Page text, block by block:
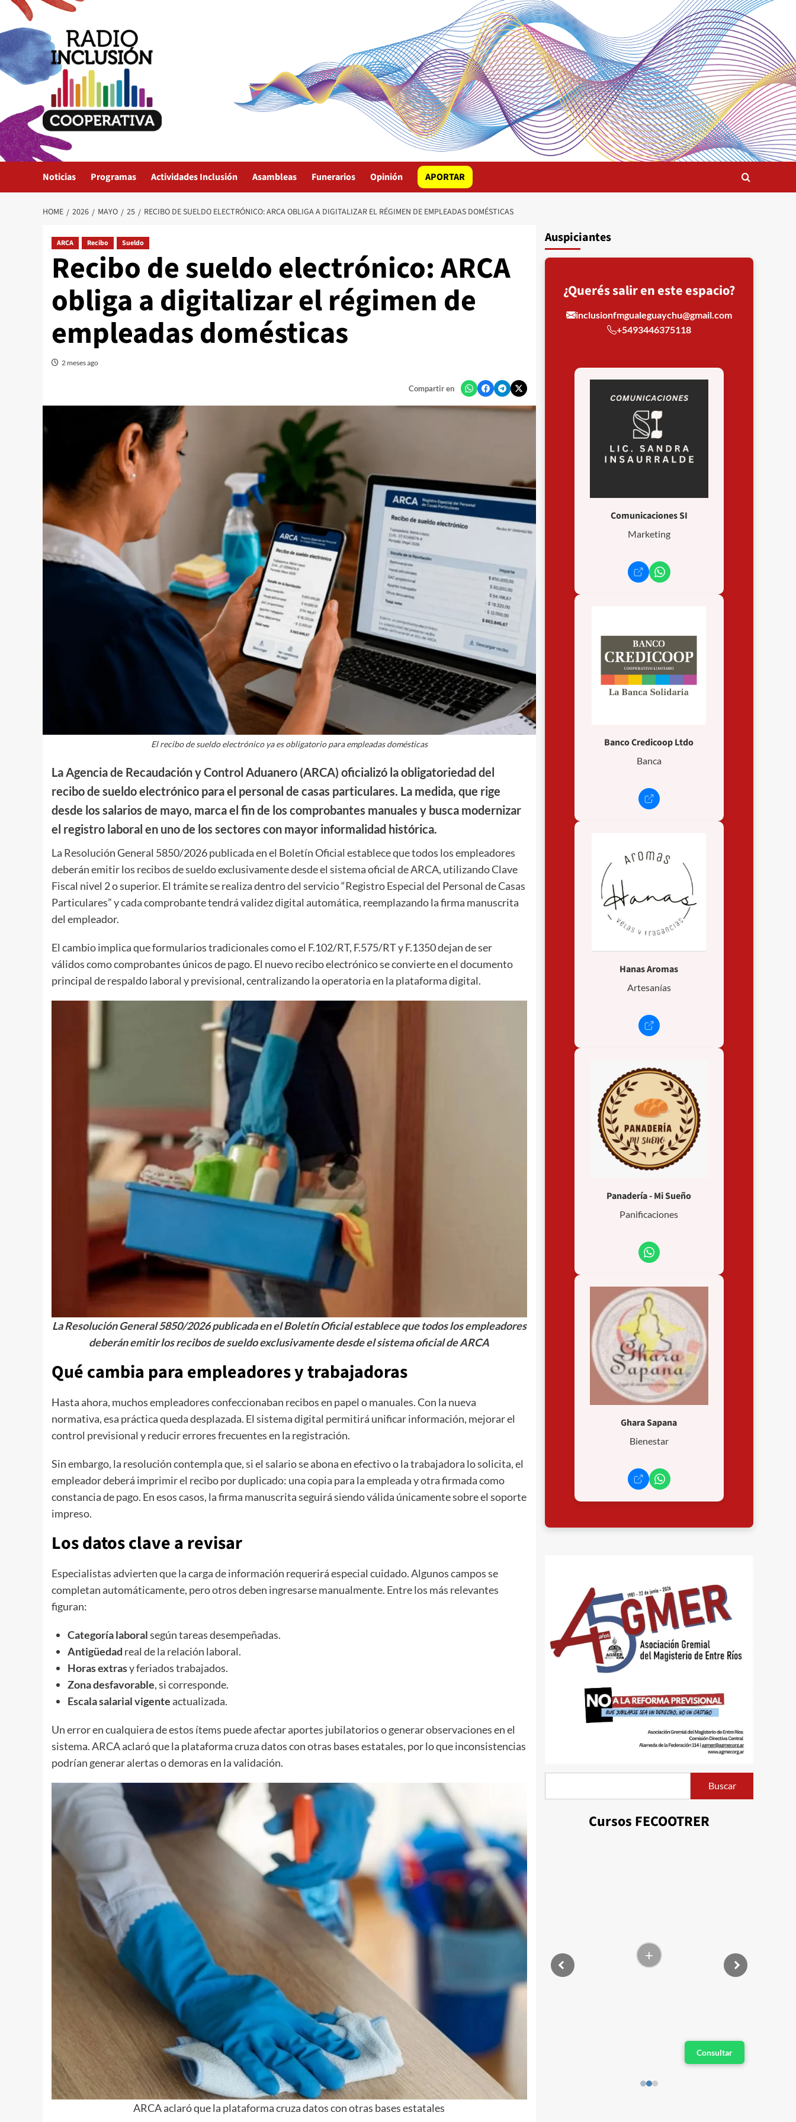
Skip
content
Noticias Programas Actividades Inclusión Asambleas Funerarios Opinión APORTAR
HOME 2026 MAYO 25 RECIBO DE SUELDO ELECTRÓNICO: ARCA OBLIGA A DIGITALIZAR EL RÉGIMEN DE EMPLEADAS DOMÉSTICAS
ARCA Recibo Sueldo
Recibo de sueldo electrónico: ARCA
obliga a digitalizar el régimen de
empleadas domésticas
2 meses ago
Compartir en
El recibo de sueldo electrónico ya es obligatorio para empleadas domésticas
La Agencia de Recaudación y Control Aduanero (ARCA) oficializó la obligatoriedad del
recibo de sueldo electrónico para el personal de casas particulares. La medida, que rige
desde los salarios de mayo, marca el fin de los comprobantes manuales y busca modernizar
el registro laboral en uno de los sectores con mayor informalidad histórica.
La Resolución General 5850/2026 publicada en el Boletín Oficial establece que todos los empleadores
deberán emitir los recibos de sueldo exclusivamente desde el sistema oficial de ARCA, utilizando Clave
Fiscal nivel 2 o superior. El trámite se realiza dentro del servicio “Registro Especial del Personal de Casas
Particulares” y cada comprobante tendrá validez digital automática, reemplazando la firma manuscrita
del empleador.
El cambio implica que formularios tradicionales como el F.102/RT, F.575/RT y F.1350 dejan de ser
válidos como comprobantes únicos de pago. El nuevo recibo electrónico se convierte en el documento
principal de respaldo laboral y previsional, centralizando la operatoria en la plataforma digital.
La Resolución General 5850/2026 publicada en el Boletín Oficial establece que todos los empleadores
deberán emitir los recibos de sueldo exclusivamente desde el sistema oficial de ARCA
Qué cambia para empleadores y trabajadoras
Hasta ahora, muchos empleadores confeccionaban recibos en papel o manuales. Con la nueva
normativa, esa práctica queda desplazada. El sistema digital permitirá unificar información, mejorar el
control previsional y reducir errores frecuentes en la registración.
Sin embargo, la resolución contempla que, si el salario se abona en efectivo o la trabajadora lo solicita, el
empleador deberá imprimir el recibo por duplicado: una copia para la empleada y otra firmada como
constancia de pago. En esos casos, la firma manuscrita seguirá siendo válida únicamente sobre el soporte
impreso.
Los datos clave a revisar
Especialistas advierten que la carga de información requerirá especial cuidado. Algunos campos se
completan automáticamente, pero otros deben ingresarse manualmente. Entre los más relevantes
figuran:
Categoría laboralsegún tareas desempeñadas.
Antigüedad real de la relación laboral.
Horas extrasy feriados trabajados.
Zona desfavorable, si corresponde.
Escala salarial vigenteactualizada.
Un error en cualquiera de estos ítems puede afectar aportes jubilatorios o generar observaciones en el
sistema. ARCA aclaró que la plataforma cruza datos con otras bases estatales, por lo que inconsistencias
podrían generar alertas o demoras en la validación.
ARCA aclaró que la plataforma cruza datos con otras bases estatales
Auspiciantes
¿Querés salir en este espacio?
inclusionfmgualeguaychu@gmail.com
+5493446375118
Comunicaciones SI
Marketing
Banco Credicoop Ltdo
Banca
Hanas Aromas
Artesanías
Panadería - Mi Sueño
Panificaciones
Ghara Sapana
Bienestar
Buscar
Cursos FECOOTRER
Consultar
+
Consultar